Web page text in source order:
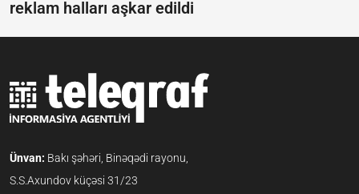
reklam halları aşkar edildi
Ünvan: Bakı şəhəri, Binəqədi rayonu,
S.S.Axundov küçəsi 31/23